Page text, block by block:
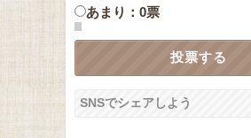
あまり：0票
SNSでシェアしよう